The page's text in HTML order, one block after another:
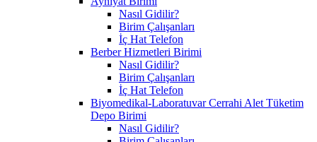
Nasıl Gidilir?
Birim Çalışanları
İç Hat Telefon
Berber Hizmetleri Birimi
Nasıl Gidilir?
Birim Çalışanları
İç Hat Telefon
Biyomedikal-Laboratuvar Cerrahi Alet Tüketim
Depo Birimi
Nasıl Gidilir?